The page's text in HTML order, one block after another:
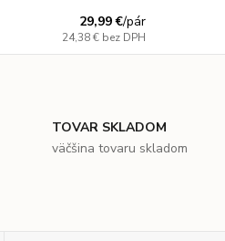
29,99 €/pár
24,38 € bez DPH
TOVAR SKLADOM
väčšina tovaru skladom